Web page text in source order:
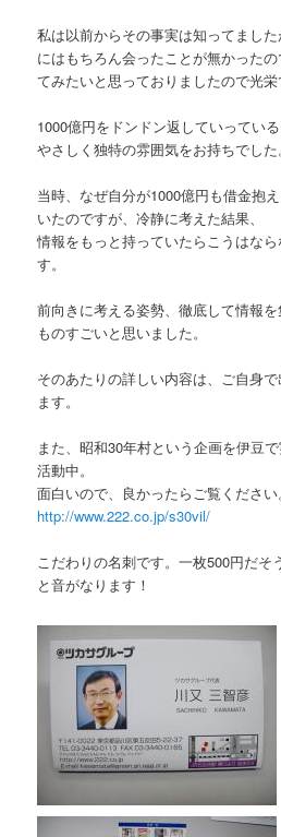
私は以前からその事実は知ってまし
にはもちろん会ったことが無かった
てみたいと思っておりましたので光栄
1000億円をドンドン返していってい
やさしく独特の雰囲気をお持ちでした。
当時、なぜ自分が1000億円も借金抱
いたのですが、冷静に考えた結果、
情報をもっと持っていたらこうはな
す。
前向きに考える姿勢、徹底して情報を
ものすごいと思いました。
そのあたりの詳しい内容は、ご自身
ます。
また、昭和30年村という企画を伊豆
活動中。
面白いので、良かったらご覧ください。
http://www.222.co.jp/s30vil/
こだわりの名刺です。一枚500円だそ
と音がなります！